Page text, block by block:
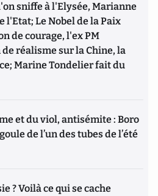
sniffe à l'Elysée, Marianne
l'Etat; Le Nobel de la Paix
de courage, l'ex PM
réalisme sur la Chine, la
Marine Tondelier fait du
et du viol, antisémite : Boro
de l’un des tubes de l’été
? Voilà ce qui se cache